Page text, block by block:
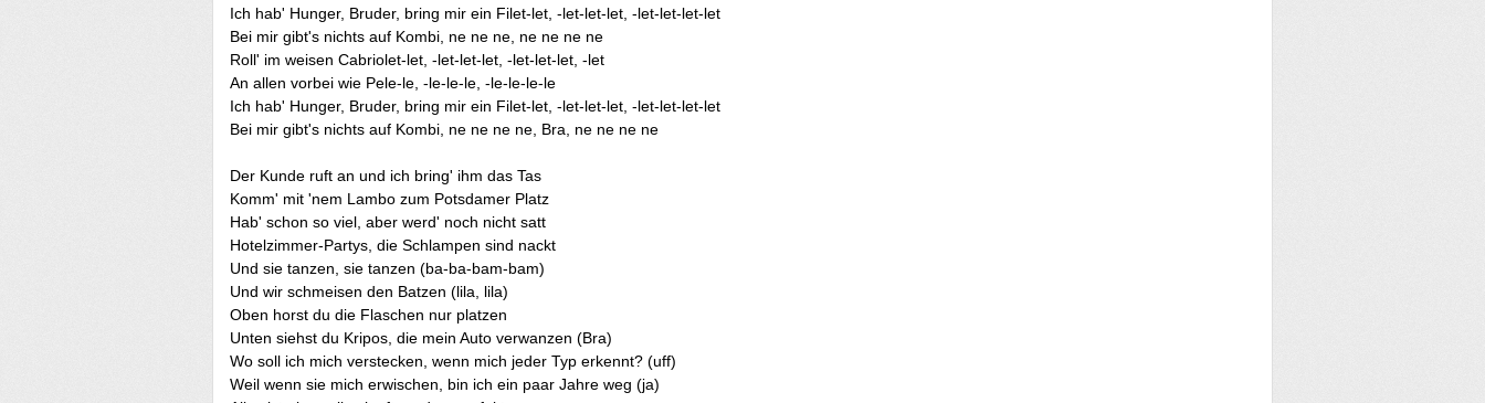
Ich hab' Hunger, Bruder, bring mir ein Filet-let, -let-let-let, -let-let-let-let
Bei mir gibt's nichts auf Kombi, ne ne ne, ne ne ne ne
Roll' im weisen Cabriolet-let, -let-let-let, -let-let-let, -let
An allen vorbei wie Pele-le, -le-le-le, -le-le-le-le
Ich hab' Hunger, Bruder, bring mir ein Filet-let, -let-let-let, -let-let-let-let
Bei mir gibt's nichts auf Kombi, ne ne ne ne, Bra, ne ne ne ne
Der Kunde ruft an und ich bring' ihm das Tas
Komm' mit 'nem Lambo zum Potsdamer Platz
Hab' schon so viel, aber werd' noch nicht satt
Hotelzimmer-Partys, die Schlampen sind nackt
Und sie tanzen, sie tanzen (ba-ba-bam-bam)
Und wir schmeisen den Batzen (lila, lila)
Oben horst du die Flaschen nur platzen
Unten siehst du Kripos, die mein Auto verwanzen (Bra)
Wo soll ich mich verstecken, wenn mich jeder Typ erkennt? (uff)
Weil wenn sie mich erwischen, bin ich ein paar Jahre weg (ja)